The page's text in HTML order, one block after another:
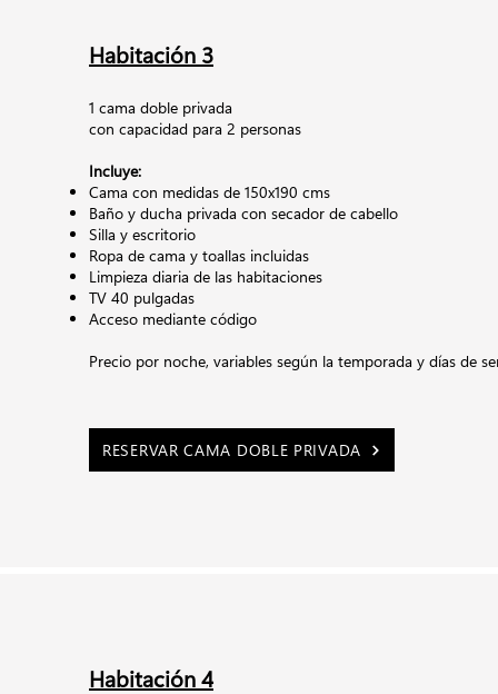
Habitación 3
1 cama doble privada
con capacidad para 2 personas
Incluye:
Cama con medidas de 150x190 cms
Baño y ducha privada con secador de cabello
Silla y escritorio
Ropa de cama y toallas incluidas
Limpieza diaria de las habitaciones
TV 40 pulgadas
Acceso mediante código
Precio por noche, variables según la temporada y días de
RESERVAR CAMA DOBLE PRIVADA
Habitación 4